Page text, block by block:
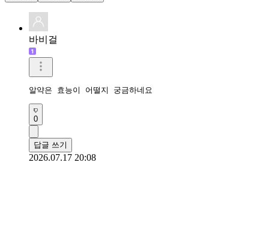
바비걸
알약은 효능이 어떨지 궁금하네요
0
답글 쓰기
2026.07.17 20:08